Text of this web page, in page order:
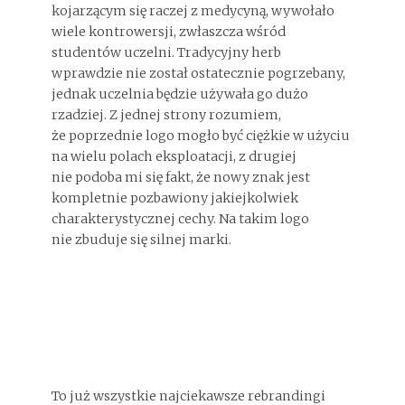
kojarzącym się raczej z medycyną, wywołało
wiele kontrowersji, zwłaszcza wśród
studentów uczelni. Tradycyjny herb
wprawdzie nie został ostatecznie pogrzebany,
jednak uczelnia będzie używała go dużo
rzadziej. Z jednej strony rozumiem,
że poprzednie logo mogło być ciężkie w użyciu
na wielu polach eksploatacji, z drugiej
nie podoba mi się fakt, że nowy znak jest
kompletnie pozbawiony jakiejkolwiek
charakterystycznej cechy. Na takim logo
nie zbuduje się silnej marki.
To już wszystkie najciekawsze rebrandingi